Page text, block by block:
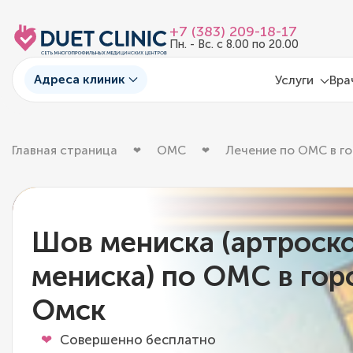
+7 (383) 209-18-17
Пн. - Вс. с 8.00 по 20.00
Адреса клиник Услуги
Главная страница ОМС Лечение по ОМС в
Шов мениска
мениска) по ОМС в
Омск
Совершенно бесплатно